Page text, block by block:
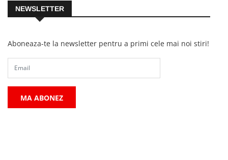
NEWSLETTER
Aboneaza-te la newsletter pentru a primi cele mai noi stiri!
MA ABONEZ